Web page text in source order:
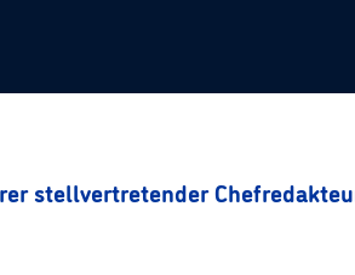
stellvertretender